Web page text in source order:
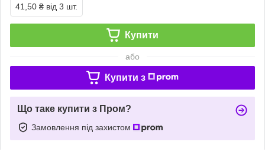
41,50 ₴ від 3 шт.
Купити
або
Купити з
Що таке купити з Пром?
Замовлення під захистом